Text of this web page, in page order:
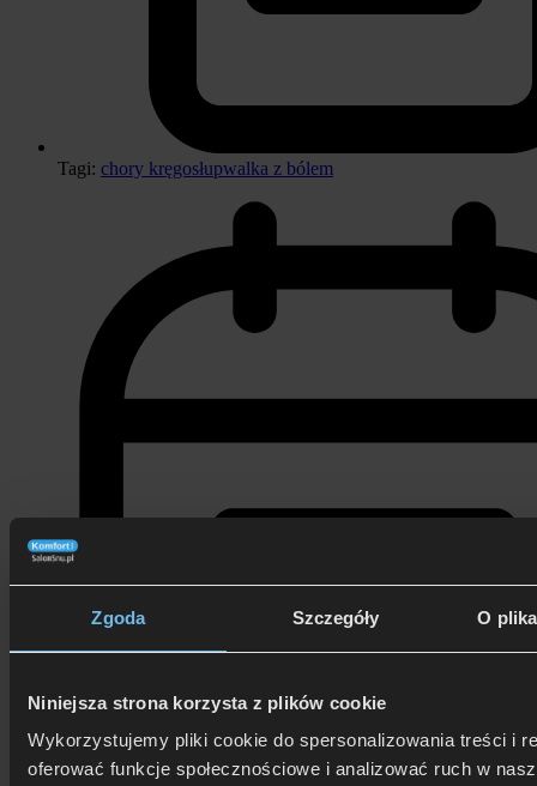
Zgoda Szczegóły O
Niniejsza strona korzysta z plików cookie
Wykorzystujemy pliki cookie do spersonalizowania treści i
oferować funkcje społecznościowe i analizować ruch w
Tagi: chory kręgosłupwalka z bólem